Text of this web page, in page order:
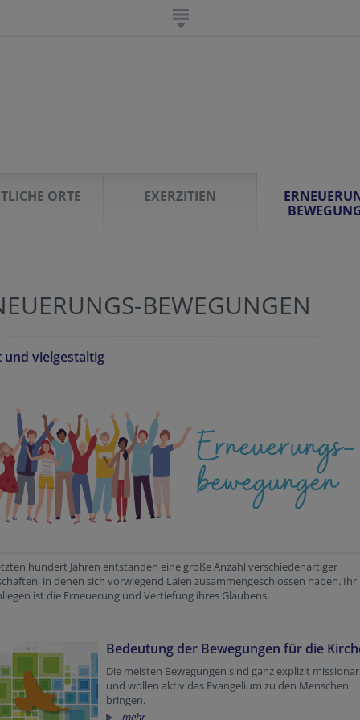
ORTE EXERZITIEN
BEWEGUNGEN
und vielgestaltig
hundert Jahren entstanden eine große Anzahl verschiedenartiger
in denen sich vorwiegend Laien zusammengeschlossen haben. Ihr
ist die Erneuerung und Vertiefung ihres Glaubens.
Bedeutung der Bewegungen für die
Die meisten Bewegungen sind ganz explizit
und wollen aktiv das Evangelium zu den Menschen
bringen.
mehr